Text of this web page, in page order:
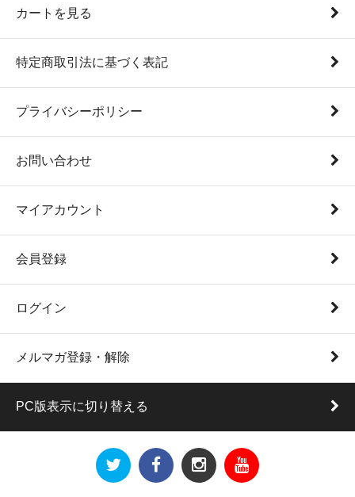
カートを見る
特定商取引法に基づく表記
プライバシーポリシー
お問い合わせ
マイアカウント
会員登録
ログイン
メルマガ登録・解除
PC版表示に切り替える